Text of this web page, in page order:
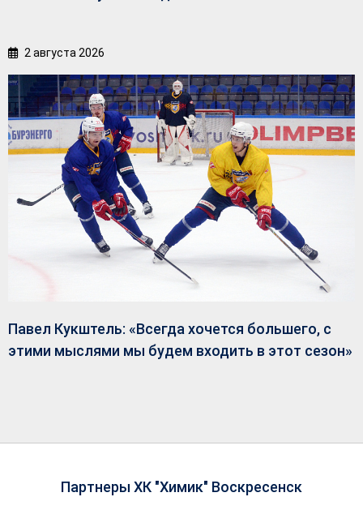
2 августа 2026
Павел Кукштель: «Всегда хочется большего, с
этими мыслями мы будем входить в этот сезон»
Партнеры ХК "Химик" Воскресенск